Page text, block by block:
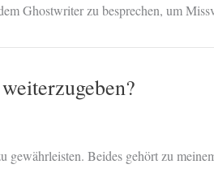
Ghostwriter zu besprechen, um
Beides gehört zu